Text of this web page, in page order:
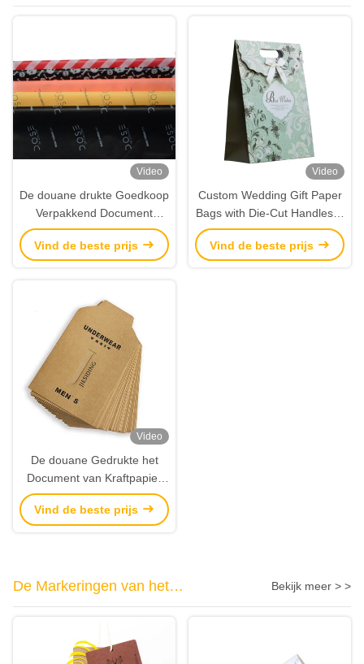
Video
De douane drukte Goedkoop
Verpakkend Document
Gemerkt Papieren zakdoekje
Verpakkingsgroothandel
Vind de beste prijs
Video
Custom Wedding Gift Paper
Bags with Die-Cut Handles &
Ribbon – Luxury Party &
Event Packaging
Vind de beste prijs
Video
De douane Gedrukte het
Document van Kraftpapier
Vlakke Zakken die van
Zakenveloppen
Vind de beste prijs
De Markeringen van het
douanekledingstuk
Bekijk meer > >